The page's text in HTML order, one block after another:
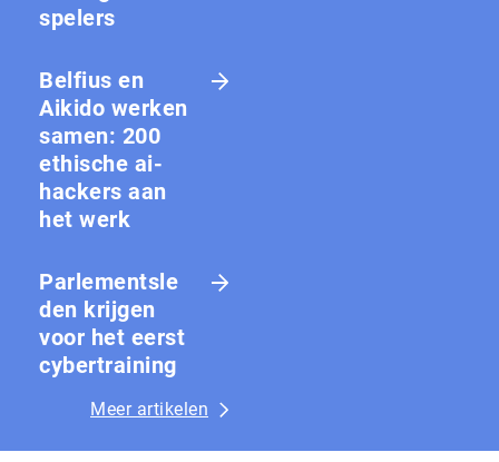
spelers
Belfius en
Aikido werken
samen: 200
ethische ai-
hackers aan
het werk
Parlementsle
den krijgen
voor het eerst
cybertraining
Meer artikelen